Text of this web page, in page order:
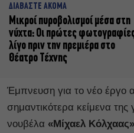
ΔΙΑΒΑΣΤΕ ΑΚΟΜΑ
Μικροί πυροβολισμοί μέσα στη
νύχτα: Οι πρώτες
λίγο πριν την πρεμιέρα στο
Θέατρο Τέχνης
Έμπνευση για το νέο έργο
σημαντικότερα κείμενα της
νουβέλα «Μίχαελ Κόλχαας»